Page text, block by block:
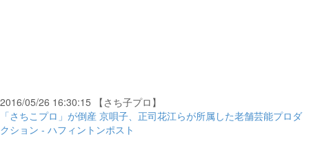
2016/05/26 16:30:15 【さち子プロ】
「さちこプロ」が倒産 京唄子、正司花江らが所属した老舗芸能プロダ
クション - ハフィントンポスト